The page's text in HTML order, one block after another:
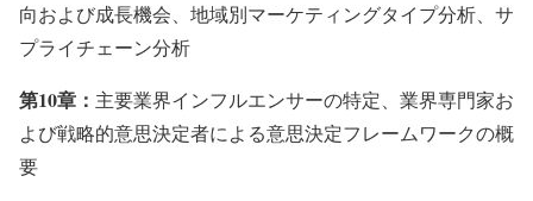
向および成長機会、地域別マーケティングタイプ分析、サ
プライチェーン分析
第10章： 主要業界インフルエンサーの特定、業界専門家お
よび戦略的意思決定者による意思決定フレームワークの概
要